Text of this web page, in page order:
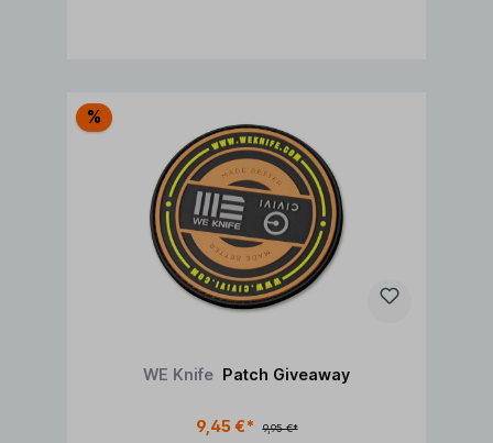
%
WE Knife Patch Giveaway
9,45 €* 9,95 €*